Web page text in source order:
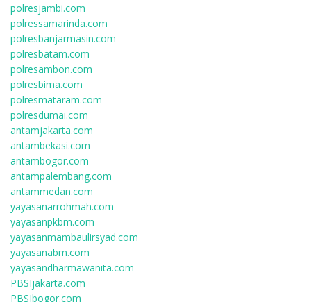
polresjambi.com
polressamarinda.com
polresbanjarmasin.com
polresbatam.com
polresambon.com
polresbima.com
polresmataram.com
polresdumai.com
antamjakarta.com
antambekasi.com
antambogor.com
antampalembang.com
antammedan.com
yayasanarrohmah.com
yayasanpkbm.com
yayasanmambaulirsyad.com
yayasanabm.com
yayasandharmawanita.com
PBSIjakarta.com
PBSIbogor.com